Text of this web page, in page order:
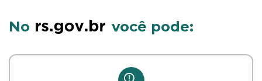
No você pode: